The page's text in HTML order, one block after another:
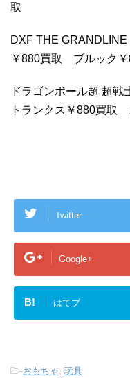
取
DXF THE
￥880買取 ブルック￥
ドラゴンボール超 超
トランクス￥880買取
Twitter
Google+
B! はてブ
-おもちゃ 玩具